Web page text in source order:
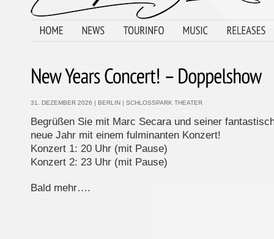
31. DEZEMBER 2026 | BERLIN | SCHLOSSPARK THEATER
Begrüßen Sie mit Marc Secara und seiner
neue Jahr mit einem fulminanten Konzert!
Konzert 1: 20 Uhr (mit Pause)
Konzert 2: 23 Uhr (mit Pause)
Bald mehr….